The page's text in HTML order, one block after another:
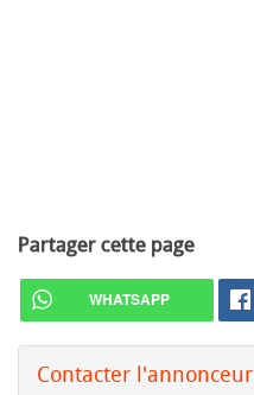
Partager cette page
WHATSAPP
Contacter l'annonceur